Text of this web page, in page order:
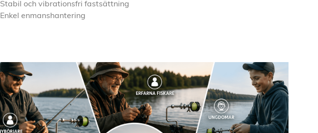
Stabil och vibrationsfri fastsättning
Enkel enmanshantering